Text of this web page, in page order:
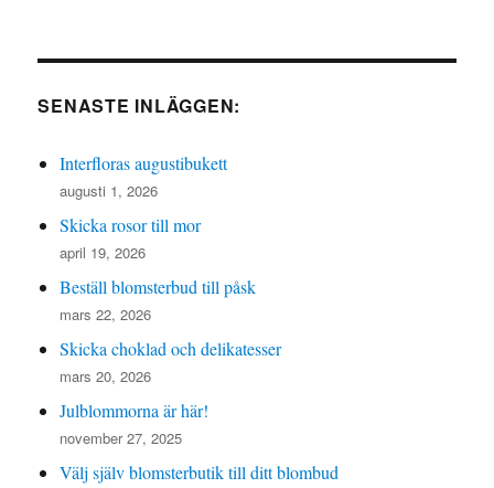
SENASTE INLÄGGEN:
Interfloras augustibukett
augusti 1, 2026
Skicka rosor till mor
april 19, 2026
Beställ blomsterbud till påsk
mars 22, 2026
Skicka choklad och delikatesser
mars 20, 2026
Julblommorna är här!
november 27, 2025
Välj själv blomsterbutik till ditt blombud